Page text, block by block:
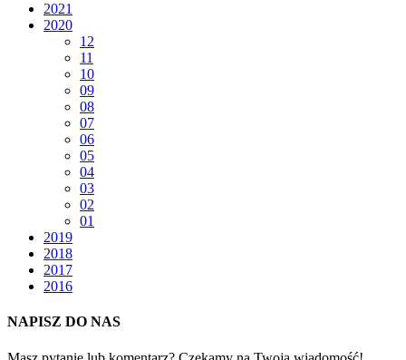
2021
2020
12
11
10
09
08
07
06
05
04
03
02
01
2019
2018
2017
2016
NAPISZ DO NAS